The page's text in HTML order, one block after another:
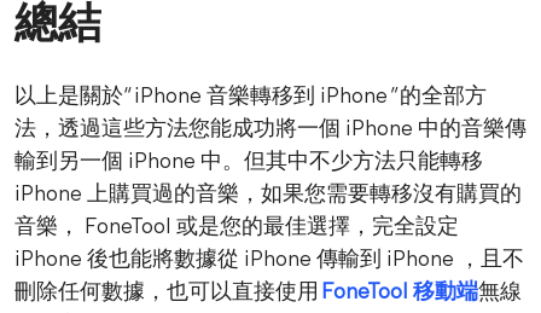
總結
以上是關於“ iPhone 音樂轉移到 iPhone ”的全部方
法，透過這些方法您能成功將一個 iPhone 中的音樂傳
輸到另一個 iPhone 中。但其中不少方法只能轉移
iPhone 上購買過的音樂，如果您需要轉移沒有購買的
音樂， FoneTool 或是您的最佳選擇，完全設定
iPhone 後也能將數據從 iPhone 傳輸到 iPhone ，且不
刪除任何數據，也可以直接使用 FoneTool 移動端無線